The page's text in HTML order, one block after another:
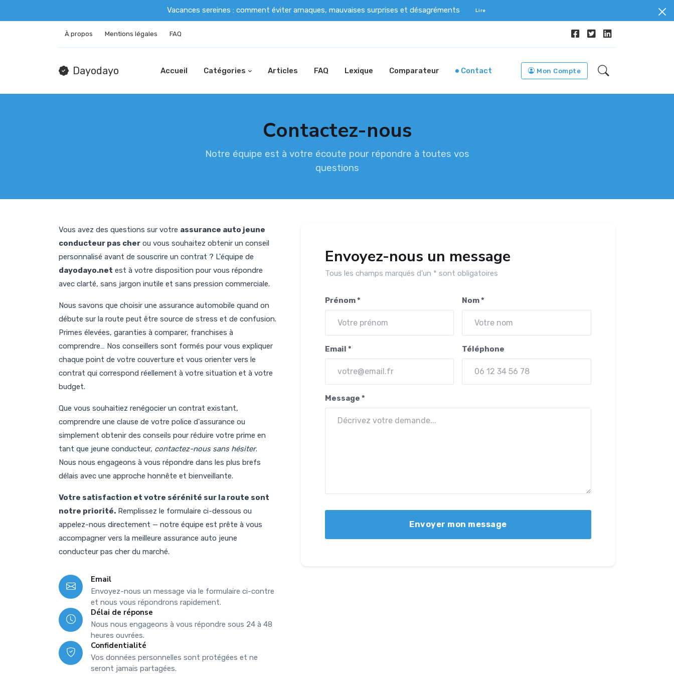
Vacances sereines : comment éviter arnaques, mauvaises surprises et désagréments Lire
À propos Mentions légales FAQ
Dayodayo Accueil Catégories Articles FAQ Lexique Comparateur Contact Mon Compte
Contactez-nous
Notre équipe est à votre écoute pour répondre à toutes vos
questions
Vous avez des questions sur votre assurance auto jeune
conducteur pas cher ou vous souhaitez obtenir un conseil
personnalisé avant de souscrire un contrat ? L'équipe de
dayodayo.net est à votre disposition pour vous répondre
avec clarté, sans jargon inutile et sans pression commerciale.
Nous savons que choisir une assurance automobile quand on
débute sur la route peut être source de stress et de confusion.
Primes élevées, garanties à comparer, franchises à
comprendre… Nos conseillers sont formés pour vous expliquer
chaque point de votre couverture et vous orienter vers le
contrat qui correspond réellement à votre situation et à votre
budget.
Que vous souhaitiez renégocier un contrat existant,
comprendre une clause de votre police d'assurance ou
simplement obtenir des conseils pour réduire votre prime en
tant que jeune conducteur, contactez-nous sans hésiter.
Nous nous engageons à vous répondre dans les plus brefs
délais avec une approche honnête et bienveillante.
Votre satisfaction et votre sérénité sur la route sont
notre priorité. Remplissez le formulaire ci-dessous ou
appelez-nous directement — notre équipe est prête à vous
accompagner vers la meilleure assurance auto jeune
conducteur pas cher du marché.
Email
Envoyez-nous un message via le formulaire ci-contre
et nous vous répondrons rapidement.
Délai de réponse
Nous nous engageons à vous répondre sous 24 à 48
heures ouvrées.
Confidentialité
Vos données personnelles sont protégées et ne
seront jamais partagées.
Envoyez-nous un message
Tous les champs marqués d'un * sont obligatoires
Prénom * Nom *
Email * Téléphone
Message *